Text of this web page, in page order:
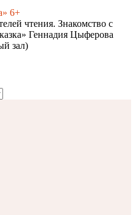
6+
чтения. Знакомство с
Геннадия Цыферова
зал)